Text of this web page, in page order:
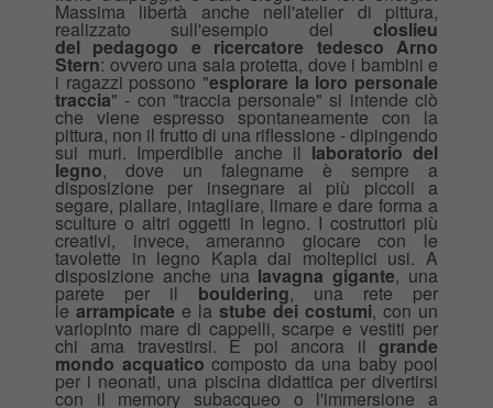
Massima libertà anche nell'atelier di pittura,
realizzato sull'esempio del closlieu
del pedagogo e ricercatore tedescoArno
Stern: ovvero una sala protetta, dove i bambini e
i ragazzi possono "esplorare la loro personale
traccia" - con "traccia personale" si intende ciò
che viene espresso spontaneamente con la
pittura, non il frutto di una riflessione - dipingendo
sui muri. Imperdibile anche il laboratorio del
legno, dove un falegname è sempre a
disposizione per insegnare ai più piccoli a
segare, piallare, intagliare, limare e dare forma a
sculture o altri oggetti in legno. I costruttori più
creativi, invece, ameranno giocare con le
tavolette in legno Kapla dai molteplici usi. A
disposizione anche una lavagna gigante, una
parete per il bouldering, una rete per
le arrampicate e la stube dei costumi, con un
variopinto mare di cappelli, scarpe e vestiti per
chi ama travestirsi. E poi ancora il grande
mondo acquatico composto da una baby pool
per i neonati, una piscina didattica per divertirsi
con il memory subacqueo o l'immersione a